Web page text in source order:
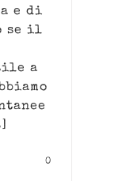
e di
se il
a
0